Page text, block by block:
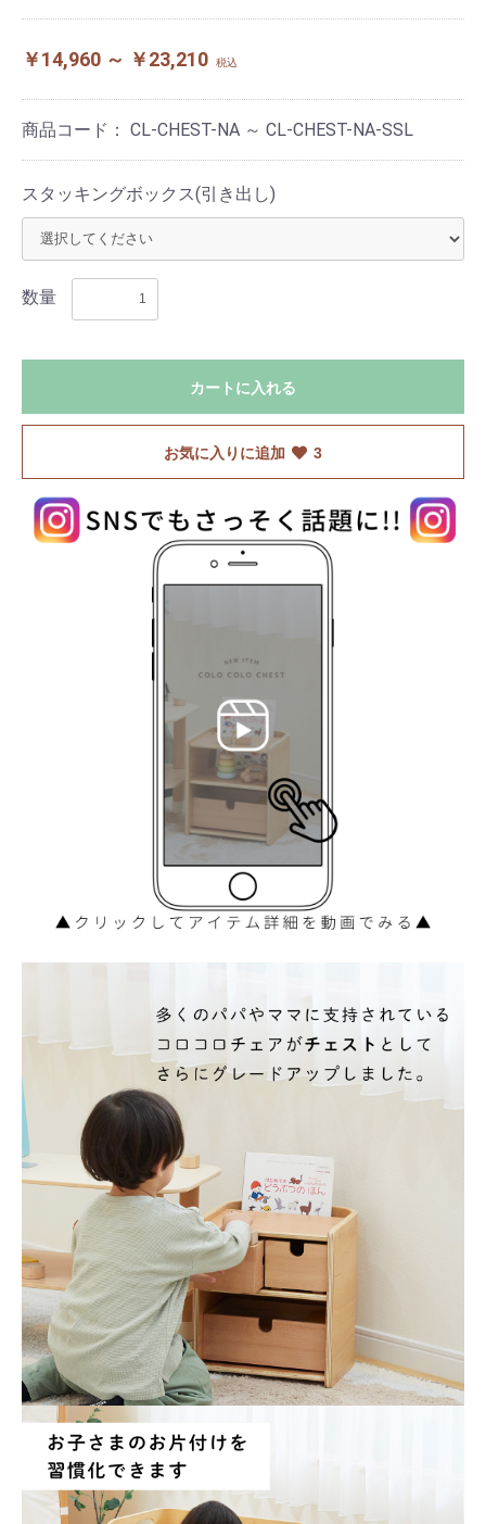
￥14,960 ～ ￥23,210 税込
商品コード： CL-CHEST-NA ～ CL-CHEST-NA-SSL
スタッキングボックス(引き出し)
数量
カートに入れる
お気に入りに追加 3